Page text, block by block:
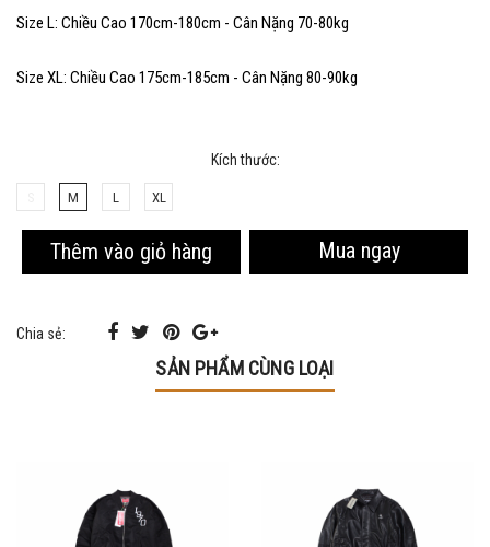
Size L: Chiều Cao 170cm-180cm - Cân Nặng 70-80kg
Size XL: Chiều Cao 175cm-185cm - Cân Nặng 80-90kg
Kích thước:
M L XL
Thêm vào giỏ hàng Mua ngay
Chia sẻ:
SẢN PHẨM CÙNG LOẠI